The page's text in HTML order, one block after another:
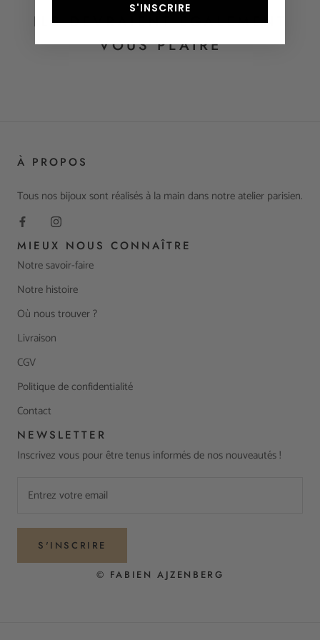
ILS DEVRAIENT ÉGALEMENT
VOUS PLAIRE
À PROPOS
Tous nos bijoux sont réalisés à la main dans notre atelier parisien.
MIEUX NOUS CONNAÎTRE
Notre savoir-faire
Notre histoire
Où nous trouver ?
Livraison
CGV
Politique de confidentialité
Contact
NEWSLETTER
Inscrivez vous pour être tenus informés de nos nouveautés !
S'INSCRIRE
© FABIEN AJZENBERG
S'INSCRIRE